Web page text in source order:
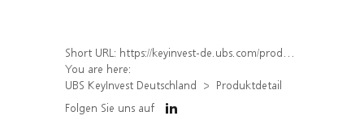
Short URL: https://keyinvest-de.ubs.com/produkt/detail/index/isin/DE000WA5GZN7
You are here:
UBS KeyInvest Deutschland
Produktdetail
Folgen Sie uns auf